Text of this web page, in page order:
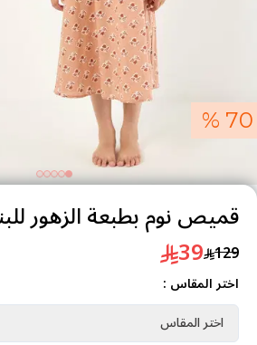
70 %
قميص نوم بطبعة الزهور
129
39
اختر المقاس :
اختر المقاس